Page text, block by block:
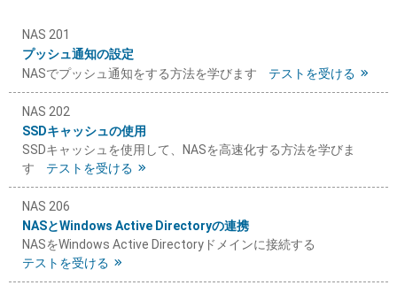
NAS 201
プッシュ通知の設定
NASでプッシュ通知をする方法を学びます
テストを受ける
NAS 202
SSDキャッシュの使用
SSDキャッシュを使用して、NASを高速化する方法を学びま
す
テストを受ける
NAS 206
NASとWindows Active Directoryの連携
NASをWindows Active Directoryドメインに接続する
テストを受ける